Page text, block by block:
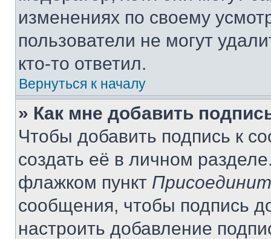
изменениях по своему
пользователи не могут
кто-то ответил.
Вернуться к началу
» Как мне добавить
Чтобы добавить подпись к
создать её в личном
флажком пункт
сообщения, чтобы подпись
настроить добавление